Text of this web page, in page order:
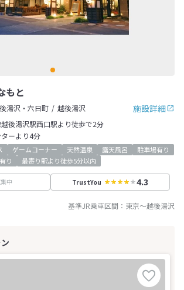
もと
施設詳細
湯沢・六日町
越後湯沢
後湯沢駅西口駅より徒歩で2分
ーより4分
ゲームコーナー 天然温泉 露天風呂
駐車場有り
り 最寄り駅より徒歩5分以内
中 TrustYou 4.3
基準JR乗車区間： 東京～越後湯沢